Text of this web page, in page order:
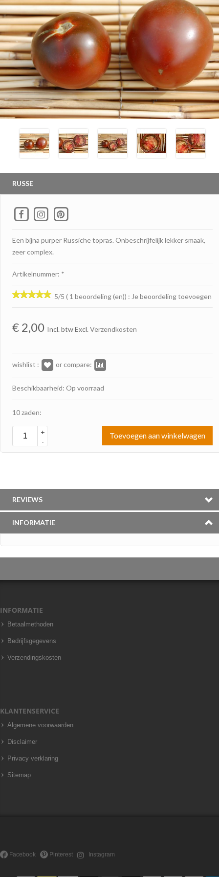
RUSSE
Een bijna purper Russiche topras. Onbeschrijfelijk lekker smaak,
zeer complex.
Artikelnummer: *
5/5 ( 1 beoordeling (en)) : Je beoordeling toevoegen
€ 2,00 Incl. btw Excl. Verzendkosten
wishlist : or compare:
Beschikbaarheid: Op voorraad
10 zaden:
+
-
Toevoegen aan winkelwagen
REVIEWS
INFORMATIE
INFORMATIE
Betaalmethoden
Bedrijfsgegevens
Verzendingskosten
KLANTENSERVICE
Algemene voorwaarden
Disclaimer
Privacy verklaring
Sitemap
Facebook Pinterest Instagram